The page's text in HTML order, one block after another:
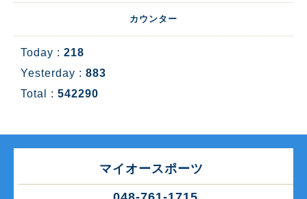
カウンター
Today : 218
Yesterday : 883
Total : 542290
マイオースポーツ